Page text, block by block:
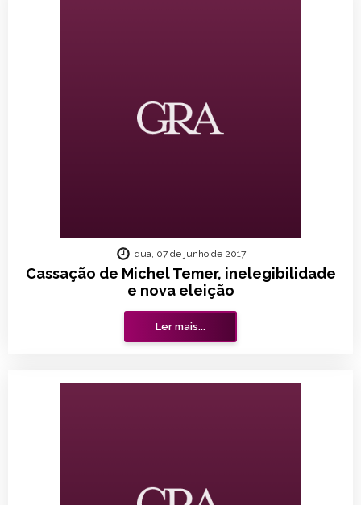
Cassação de Michel Temer, inelegibilidade
e nova eleição
qua, 07 de junho de 2017
Ler mais...